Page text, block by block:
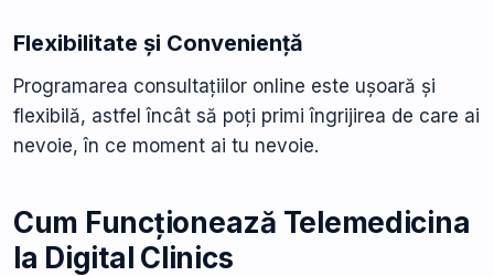
Flexibilitate și Conveniență
Programarea consultațiilor online este ușoară și
flexibilă, astfel încât să poți primi îngrijirea de care ai
nevoie, în ce moment ai tu nevoie.
Cum Funcționează Telemedicina
la Digital Clinics